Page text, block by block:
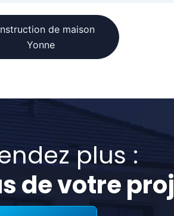
de maison
Yonne
plus :
de votre